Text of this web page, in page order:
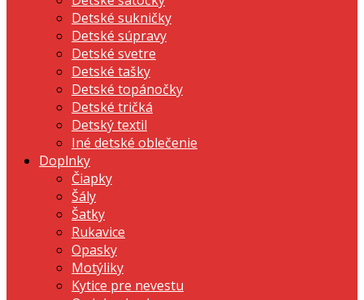
Detské sukničky
Detské súpravy
Detské svetre
Detské tašky
Detské topánočky
Detské tričká
Detský textil
Iné detské oblečenie
Doplnky
Čiapky
Šály
Šatky
Rukavice
Opasky
Motýliky
Kytice pre nevestu